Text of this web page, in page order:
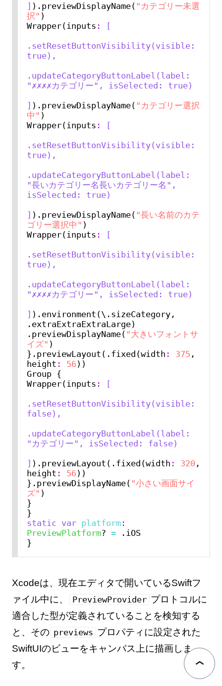
] ).previewDisplayName( "カテゴリー未選
択" )
Wrapper(inputs :
[
.setResetButtonVisibility(visible:
true),
.updateCategoryButtonLabel(label:
"✗✗✗✗カテゴリー", isSelected: true)
] ).previewDisplayName( "カテゴリー選択
中" )
Wrapper(inputs :
[
.setResetButtonVisibility(visible:
true),
.updateCategoryButtonLabel(label:
"長いカテゴリー名長いカテゴリー名",
isSelected: true)
] ).previewDisplayName( "長い名前のカテ
ゴリー選択中" )
Wrapper(inputs :
[
.setResetButtonVisibility(visible:
true),
.updateCategoryButtonLabel(label:
"✗✗✗✗カテゴリー", isSelected: true)
] ).environment(\.sizeCategory,
.extraExtraExtraLarge)
.previewDisplayName( "大きいフォントサ
イズ" )
}.previewLayout(.fixed(width : 375 ,
height : 56 ))
Group {
Wrapper(inputs :
[
.setResetButtonVisibility(visible:
false),
.updateCategoryButtonLabel(label:
"カテゴリー", isSelected: false)
] ).previewLayout(.fixed(width : 320 ,
height : 56 ))
}.previewDisplayName( "小さい画面サイ
ズ" )
}
static var platform:
PreviewPlatform? = .iOS
Xcodeは、現在エディタで開いているSwiftフ
ァイル中に、
PreviewProvider プロトコルに
適合した型が定義されていることを検知する
と、その previews プロパティに設定された
SwiftUIのビューをキャンバス上に描画しま
す。